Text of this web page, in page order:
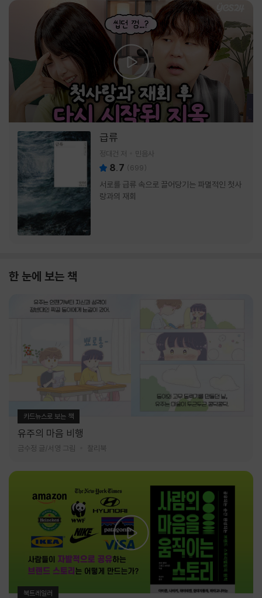
급류
정대건 저 민음사
8.7 (699)
서로를 급류 속으로 끌어당기는 파멸적인 첫사
랑과의 재회
한 눈에 보는 책
카드뉴스로 보는 책
유주의 마음 비행
금수정 글/서영 그림 찰리북
북트레일러